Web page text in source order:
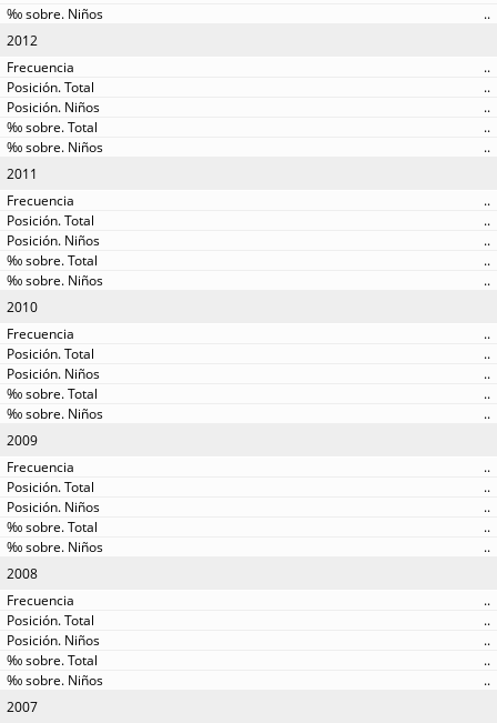
..
2012
..
..
..
..
..
2011
..
..
..
..
..
2010
..
..
..
..
..
2009
..
..
..
..
..
2008
..
..
..
..
..
2007